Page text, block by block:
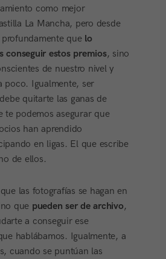
como mejor
La Mancha, pero desde
quelo
conseguir estos premios, sino
de nuestro nivel y
poco. Igualmente, ser
quitarte las ganas de
te podemos asegurar que
han aprendido
en ligas. El que escribe
de ellos.
las fotografías se hagan en
que pueden ser de archivo,
a conseguir ese
hablábamos. Igualmente, a
cuando se puntúan las